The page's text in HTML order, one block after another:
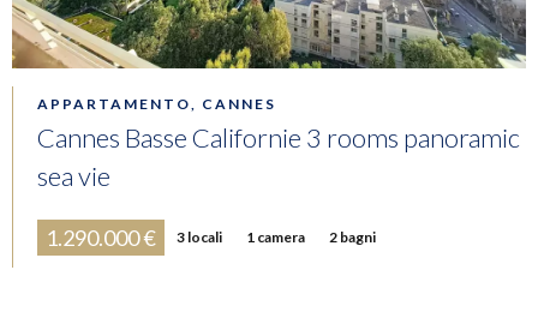
APPARTAMENTO, CANNES
Cannes Basse Californie 3 rooms panoramic
sea vie
1.290.000 € 3 locali 1 camera 2 bagni